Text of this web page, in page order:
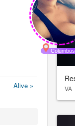
Alive » VA